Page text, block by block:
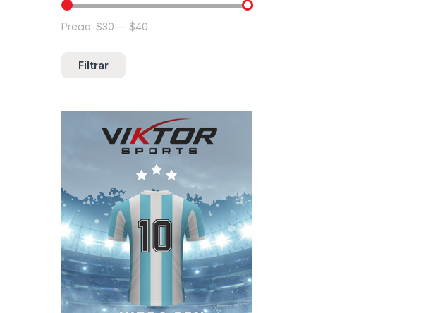
Precio mínimo
Precio máximo
Filtrar
Precio: $30 —$40